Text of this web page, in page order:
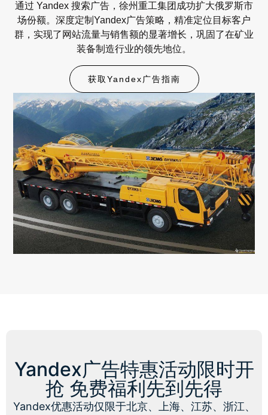
通过 Yandex 搜索广告，徐州重工集团成功扩大俄罗斯市
场份额。深度定制Yandex广告策略，精准定位目标客户
群，实现了网站流量与销售额的显著增长，巩固了在矿业
装备制造行业的领先地位。
获取Yandex广告指南
Yandex广告特惠活动限时开
抢 免费福利先到先得
Yandex优惠活动仅限于北京、上海、江苏、浙江、